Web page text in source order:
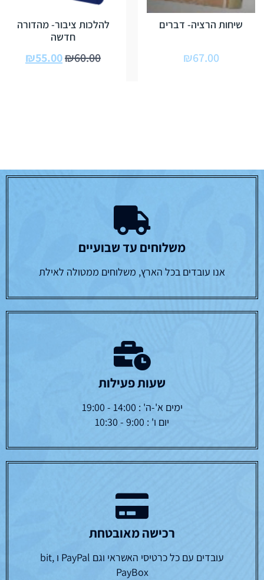
שיחות הרציה- דברים
₪67.00
להלכות ציבור- מהדורה
חדשה
₪60.00
₪55.00
משלוחים עד שבועיים
אנו עובדים בכל הארץ, משלוחים ממטולה לאילת
שעות פעילות
ימים א'-ה' : 14:00 - 19:00
יום ו' : 9:00 - 10:30
רכישה מאובטחת
עובדים עם כל כרטיסי האשראי וגם PayPal ו bit,
PayBox